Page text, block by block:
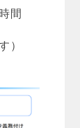
間
）